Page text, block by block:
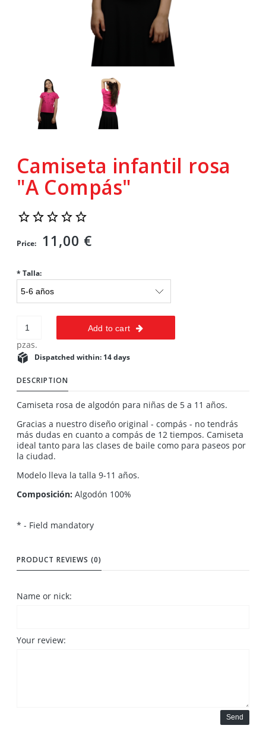
Camiseta infantil rosa
"A Compás"
Price: 11,00 €
* Talla:
pzas.
Add to cart
Dispatched within: 14 days
DESCRIPTION
Camiseta rosa de algodón para niñas de 5 a 11 años.
Gracias a nuestro diseño original - compás - no tendrás
más dudas en cuanto a compás de 12 tiempos. Camiseta
ideal tanto para las clases de baile como para paseos por
la ciudad.
Modelo lleva la talla 9-11 años.
Composición: Algodón 100%
* - Field mandatory
PRODUCT REVIEWS (0)
Name or nick:
Your review:
Send